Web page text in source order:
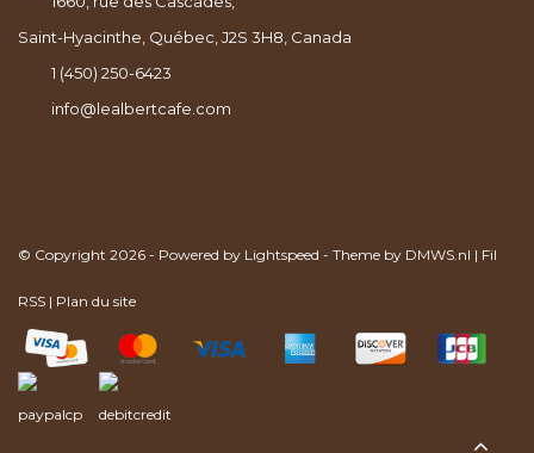
Saint-Hyacinthe, Québec, J2S 3H8, Canada
1 (450) 250-6423
info@lealbertcafe.com
© Copyright 2026 - Powered by Lightspeed - Theme by DMWS.nl | Fil
RSS | Plan du site